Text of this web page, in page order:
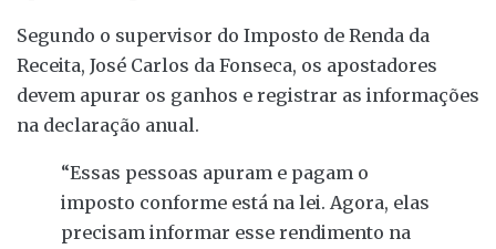
Segundo o supervisor do Imposto de Renda da
Receita, José Carlos da Fonseca, os apostadores
devem apurar os ganhos e registrar as informações
na declaração anual.
“Essas pessoas apuram e pagam o
imposto conforme está na lei. Agora, elas
precisam informar esse rendimento na